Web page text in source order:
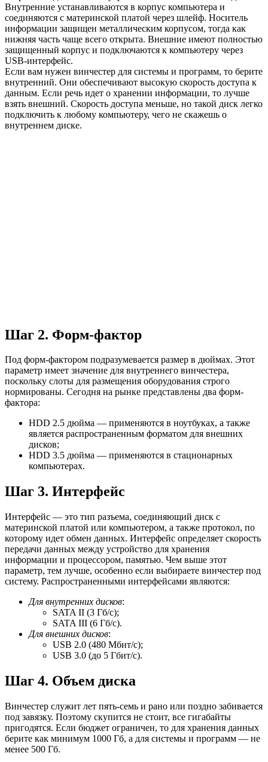
Внутренние устанавливаются в корпус компьютера и
соединяются с материнской платой через шлейф. Носитель
информации защищен металлическим корпусом, тогда как
нижняя часть чаще всего открыта. Внешние имеют полностью
защищенный корпус и подключаются к компьютеру через
USB-интерфейс.
Если вам нужен винчестер для системы и программ, то берите
внутренний. Они обеспечивают высокую скорость доступа к
данным. Если речь идет о хранении информации, то лучше
взять внешний. Скорость доступа меньше, но такой диск легко
подключить к любому компьютеру, чего не скажешь о
внутреннем диске.
Шаг 2. Форм-фактор
Под форм-фактором подразумевается размер в дюймах. Этот
параметр имеет значение для внутреннего винчестера,
поскольку слоты для размещения оборудования строго
нормированы. Сегодня на рынке представлены два форм-
фактора:
HDD 2.5 дюйма — применяются в ноутбуках, а также
является распространенным форматом для внешних
дисков;
HDD 3.5 дюйма — применяются в стационарных
компьютерах.
Шаг 3. Интерфейс
Интерфейс — это тип разъема, соединяющий диск с
материнской платой или компьютером, а также протокол, по
которому идет обмен данных. Интерфейс определяет скорость
передачи данных между устройство для хранения
информации и процессором, памятью. Чем выше этот
параметр, тем лучше, особенно если выбираете винчестер под
систему. Распространенными интерфейсами являются:
Для внутренних дисков:
SATA II (3 Гб/с);
SATA III (6 Гб/с).
Для внешних дисков:
USB 2.0 (480 Мбит/с);
USB 3.0 (до 5 Гбит/с).
Шаг 4. Объем диска
Винчестер служит лет пять-семь и рано или поздно забивается
под завязку. Поэтому скупится не стоит, все гигабайты
пригодятся. Если бюджет ограничен, то для хранения данных
берите как минимум 1000 Гб, а для системы и программ — не
менее 500 Гб.